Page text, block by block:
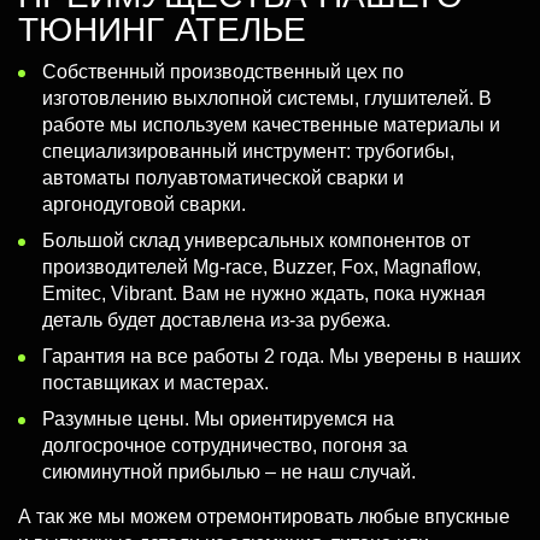
ТЮНИНГ АТЕЛЬЕ
Собственный производственный цех по
изготовлению выхлопной системы, глушителей. В
работе мы используем качественные материалы и
специализированный инструмент: трубогибы,
автоматы полуавтоматической сварки и
аргонодуговой сварки.
Большой склад универсальных компонентов от
производителей Mg-race, Buzzer, Fox, Magnaflow,
Emitec, Vibrant. Вам не нужно ждать, пока нужная
деталь будет доставлена из-за рубежа.
Гарантия на все работы 2 года. Мы уверены в наших
поставщиках и мастерах.
Разумные цены. Мы ориентируемся на
долгосрочное сотрудничество, погоня за
сиюминутной прибылью – не наш случай.
А так же мы можем отремонтировать любые впускные